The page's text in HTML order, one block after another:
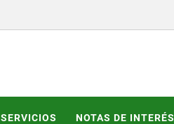
SERVICIOS NOTAS DE INTERÉS